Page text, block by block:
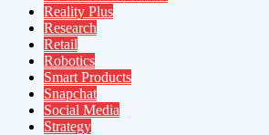
Reality Plus
Research
Retail
Robotics
Smart Products
Snapchat
Social Media
Strategy